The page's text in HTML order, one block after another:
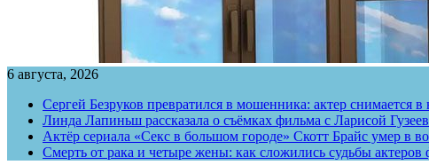
6 августа, 2026
Сергей Безруков превратился в мошенника: актер снимается в
Линда Лапиньш рассказала о съёмках фильма с Ларисой
Актёр сериала «Секс в большом городе» Скотт Брайс умер в
Смерть от рака и четыре жены: как сложились судьбы